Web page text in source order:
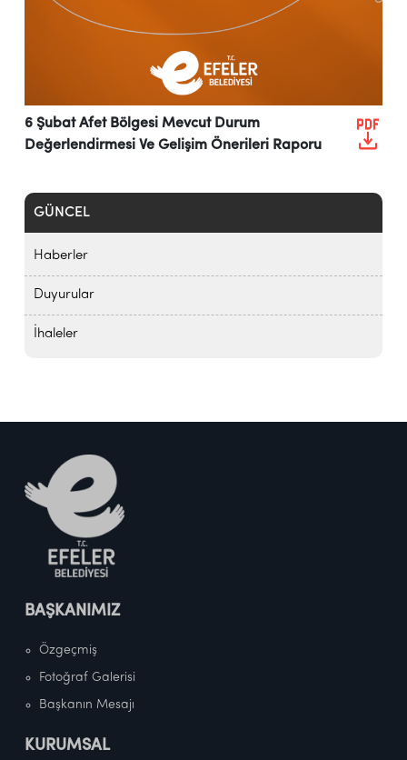
GÜNCEL
Haberler
Duyurular
İhaleler
6 Şubat Afet Bölgesi Mevcut Durum
Değerlendirmesi Ve Gelişim Önerileri Raporu
BAŞKANIMIZ
Özgeçmiş
Fotoğraf Galerisi
Başkanın Mesajı
KURUMSAL